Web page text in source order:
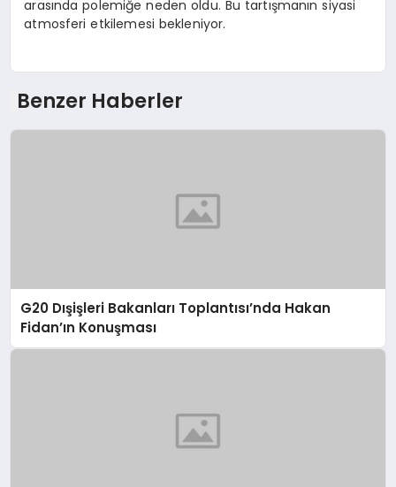
arasında polemiğe neden oldu. Bu tartışmanın siyasi
atmosferi etkilemesi bekleniyor.
Benzer Haberler
G20 Dışişleri Bakanları Toplantısı’nda Hakan
Fidan’ın Konuşması